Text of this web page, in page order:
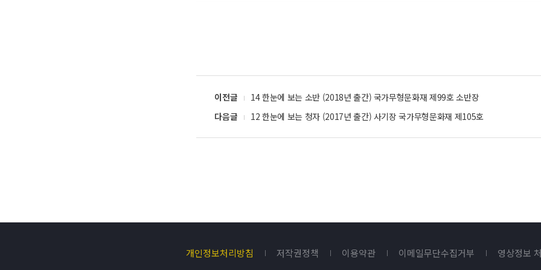
생활 속의 견
종이의 새로
참고 문헌 149
이전글
14 한눈에 보는 소반 (2018년 출간) 국가무형문화재 제99호 소반장
다음글
12 한눈에 보는 청자 (2017년 출간) 사기장 국가무형문화재 제105호
개인정보처리방침 저작권정책 이용약관 이메일무단수집거부
영상정보